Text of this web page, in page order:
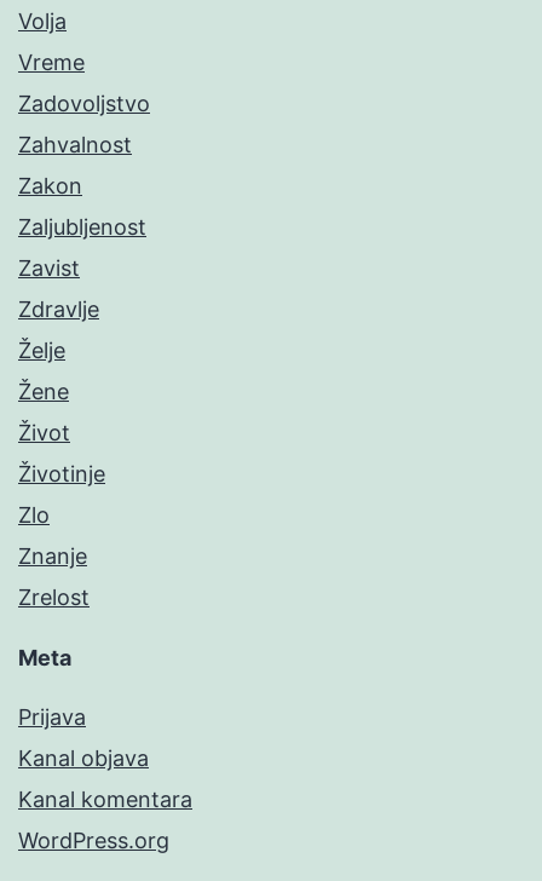
Volja
Vreme
Zadovoljstvo
Zahvalnost
Zakon
Zaljubljenost
Zavist
Zdravlje
Želje
Žene
Život
Životinje
Zlo
Znanje
Zrelost
Meta
Prijava
Kanal objava
Kanal komentara
WordPress.org